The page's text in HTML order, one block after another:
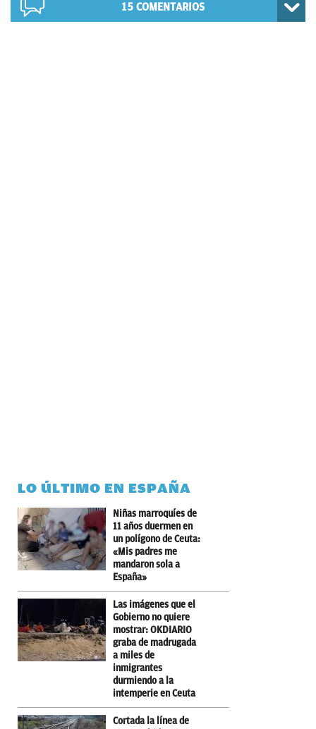
15 COMENTARIOS
LO ÚLTIMO EN ESPAÑA
Niñas marroquíes de
11 años duermen en
un polígono de Ceuta:
«Mis padres me
mandaron sola a
España»
Las imágenes que el
Gobierno no quiere
mostrar: OKDIARIO
graba de madrugada
a miles de
inmigrantes
durmiendo a la
intemperie en Ceuta
Cortada la línea de